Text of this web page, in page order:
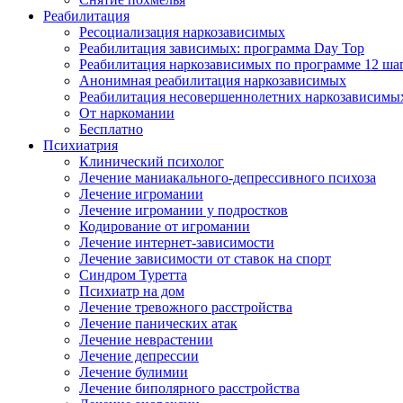
Реабилитация
Ресоциализация наркозависимых
Реабилитация зависимых: программа Day Top
Реабилитация наркозависимых по программе 12
Анонимная реабилитация наркозависимых
Реабилитация несовершеннолетних
От наркомании
Бесплатно
Психиатрия
Клинический психолог
Лечение маниакального-депрессивного психоза
Лечение игромании
Лечение игромании у подростков
Кодирование от игромании
Лечение интернет-зависимости
Лечение зависимости от ставок на спорт
Синдром Туретта
Психиатр на дом
Лечение тревожного расстройства
Лечение панических атак
Лечение неврастении
Лечение депрессии
Лечение булимии
Лечение биполярного расстройства